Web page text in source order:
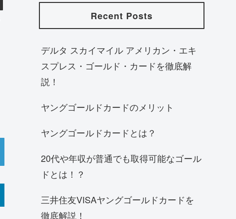
Recent Posts
デルタ スカイマイル アメリカン・エキ
スプレス・ゴールド・カードを徹底解
説！
ヤングゴールドカードのメリット
ヤングゴールドカードとは？
20代や年収が普通でも取得可能なゴール
ドとは！？
三井住友VISAヤングゴールドカードを
徹底解説！